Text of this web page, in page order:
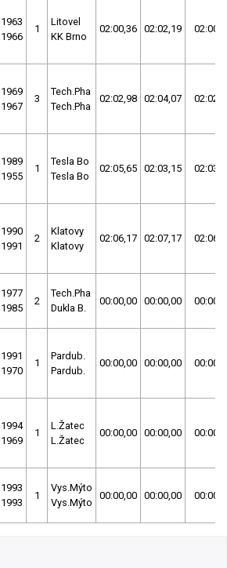
1963
1966
1
Litovel
KK Brno
02:00,36 02:02,19
1969
1967
3
Tech.Pha
Tech.Pha
02:02,98 02:04,07
1989
1955
1
Tesla Bo
Tesla Bo
02:05,65 02:03,15
1990
1991
2
Klatovy
Klatovy
02:06,17 02:07,17
1977
1985
2
Tech.Pha
Dukla B.
00:00,00 00:00,00
1991
1970
1
Pardub.
Pardub.
00:00,00 00:00,00
1994
1969
1
L.Žatec
L.Žatec
00:00,00 00:00,00
1993
1993
1
Vys.Mýto
Vys.Mýto
00:00,00 00:00,00